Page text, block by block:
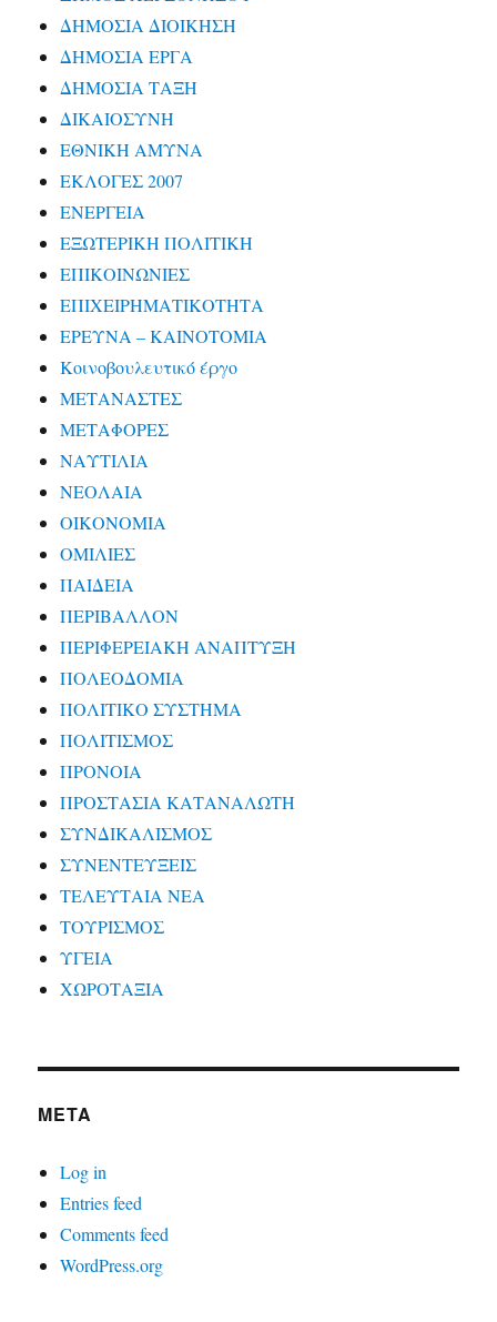
ΔΗΜΟΣΙΑ ΔΙΟΙΚΗΣΗ
ΔΗΜΟΣΙΑ ΕΡΓΑ
ΔΗΜΟΣΙΑ ΤΑΞΗ
ΔΙΚΑΙΟΣΥΝΗ
ΕΘΝΙΚΗ ΑΜΥΝΑ
ΕΚΛΟΓΕΣ 2007
ΕΝΕΡΓΕΙΑ
ΕΞΩΤΕΡΙΚΗ ΠΟΛΙΤΙΚΗ
ΕΠΙΚΟΙΝΩΝΙΕΣ
ΕΠΙΧΕΙΡΗΜΑΤΙΚΟΤΗΤΑ
ΕΡΕΥΝΑ – ΚΑΙΝΟΤΟΜΙΑ
Κοινοβουλευτικό έργο
ΜΕΤΑΝΑΣΤΕΣ
ΜΕΤΑΦΟΡΕΣ
ΝΑΥΤΙΛΙΑ
ΝΕΟΛΑΙΑ
ΟΙΚΟΝΟΜΙΑ
ΟΜΙΛΙΕΣ
ΠΑΙΔΕΙΑ
ΠΕΡΙΒΑΛΛΟΝ
ΠΕΡΙΦΕΡΕΙΑΚΗ ΑΝΑΠΤΥΞΗ
ΠΟΛΕΟΔΟΜΙΑ
ΠΟΛΙΤΙΚΟ ΣΥΣΤΗΜΑ
ΠΟΛΙΤΙΣΜΟΣ
ΠΡΟΝΟΙΑ
ΠΡΟΣΤΑΣΙΑ ΚΑΤΑΝΑΛΩΤΗ
ΣΥΝΔΙΚΑΛΙΣΜΟΣ
ΣΥΝΕΝΤΕΥΞΕΙΣ
ΤΕΛΕΥΤΑΙΑ ΝΕΑ
ΤΟΥΡΙΣΜΟΣ
ΥΓΕΙΑ
ΧΩΡΟΤΑΞΙΑ
META
Log in
Entries feed
Comments feed
WordPress.org